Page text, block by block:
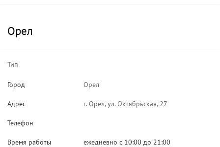
Орел
Тип
Город Орел
Адрес г. Орел, ул. Октябрьская, 27
Телефон
Время работы ежедневно с 10:00 до 21:00